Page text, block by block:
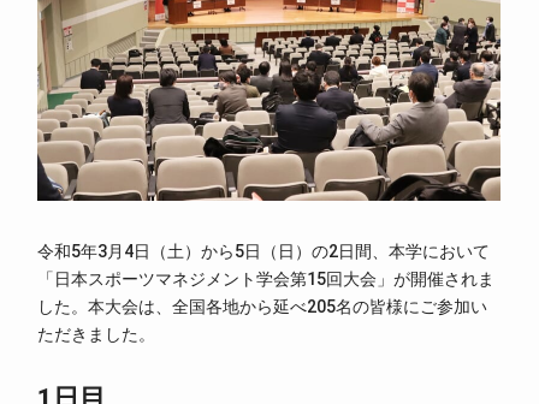
令和5年3月4日（土）から5日（日）の2日間、本学において
「日本スポーツマネジメント学会第15回大会」が開催されま
した。本大会は、全国各地から延べ205名の皆様にご参加い
ただきました。